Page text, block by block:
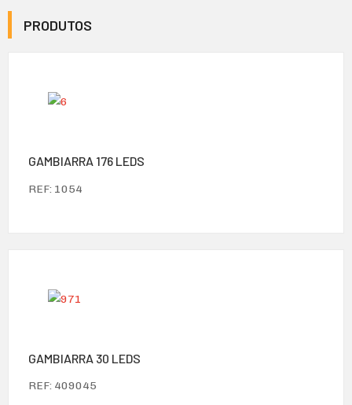
PRODUTOS
GAMBIARRA 176 LEDS
REF: 1054
GAMBIARRA 30 LEDS
REF: 409045